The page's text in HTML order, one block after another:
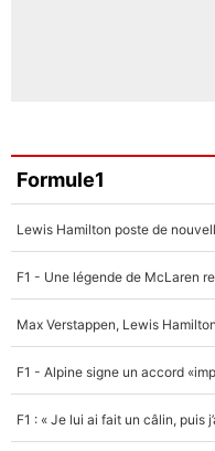
Formule1